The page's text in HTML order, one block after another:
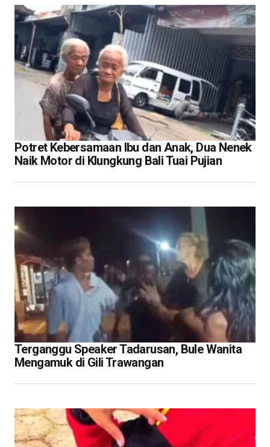
Potret Kebersamaan Ibu dan Anak, Dua Nenek
Naik Motor di Klungkung Bali Tuai Pujian
Terganggu Speaker Tadarusan, Bule Wanita
Mengamuk di Gili Trawangan